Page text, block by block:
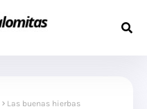
Las buenas hierbas